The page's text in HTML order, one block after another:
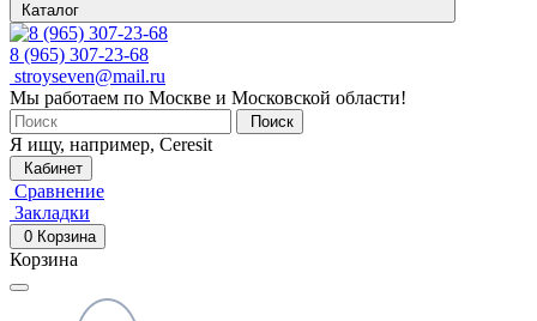
Каталог
8 (965) 307-23-68
stroyseven@mail.ru
Мы работаем по Москве и Московской области!
Поиск
Я ищу, например, Ceresit
Кабинет
Сравнение
Закладки
0 Корзина
Корзина